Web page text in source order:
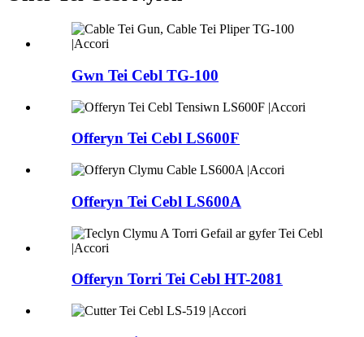
Gwn Tei Cebl TG-100
Offeryn Tei Cebl LS600F
Offeryn Tei Cebl LS600A
Offeryn Torri Tei Cebl HT-2081